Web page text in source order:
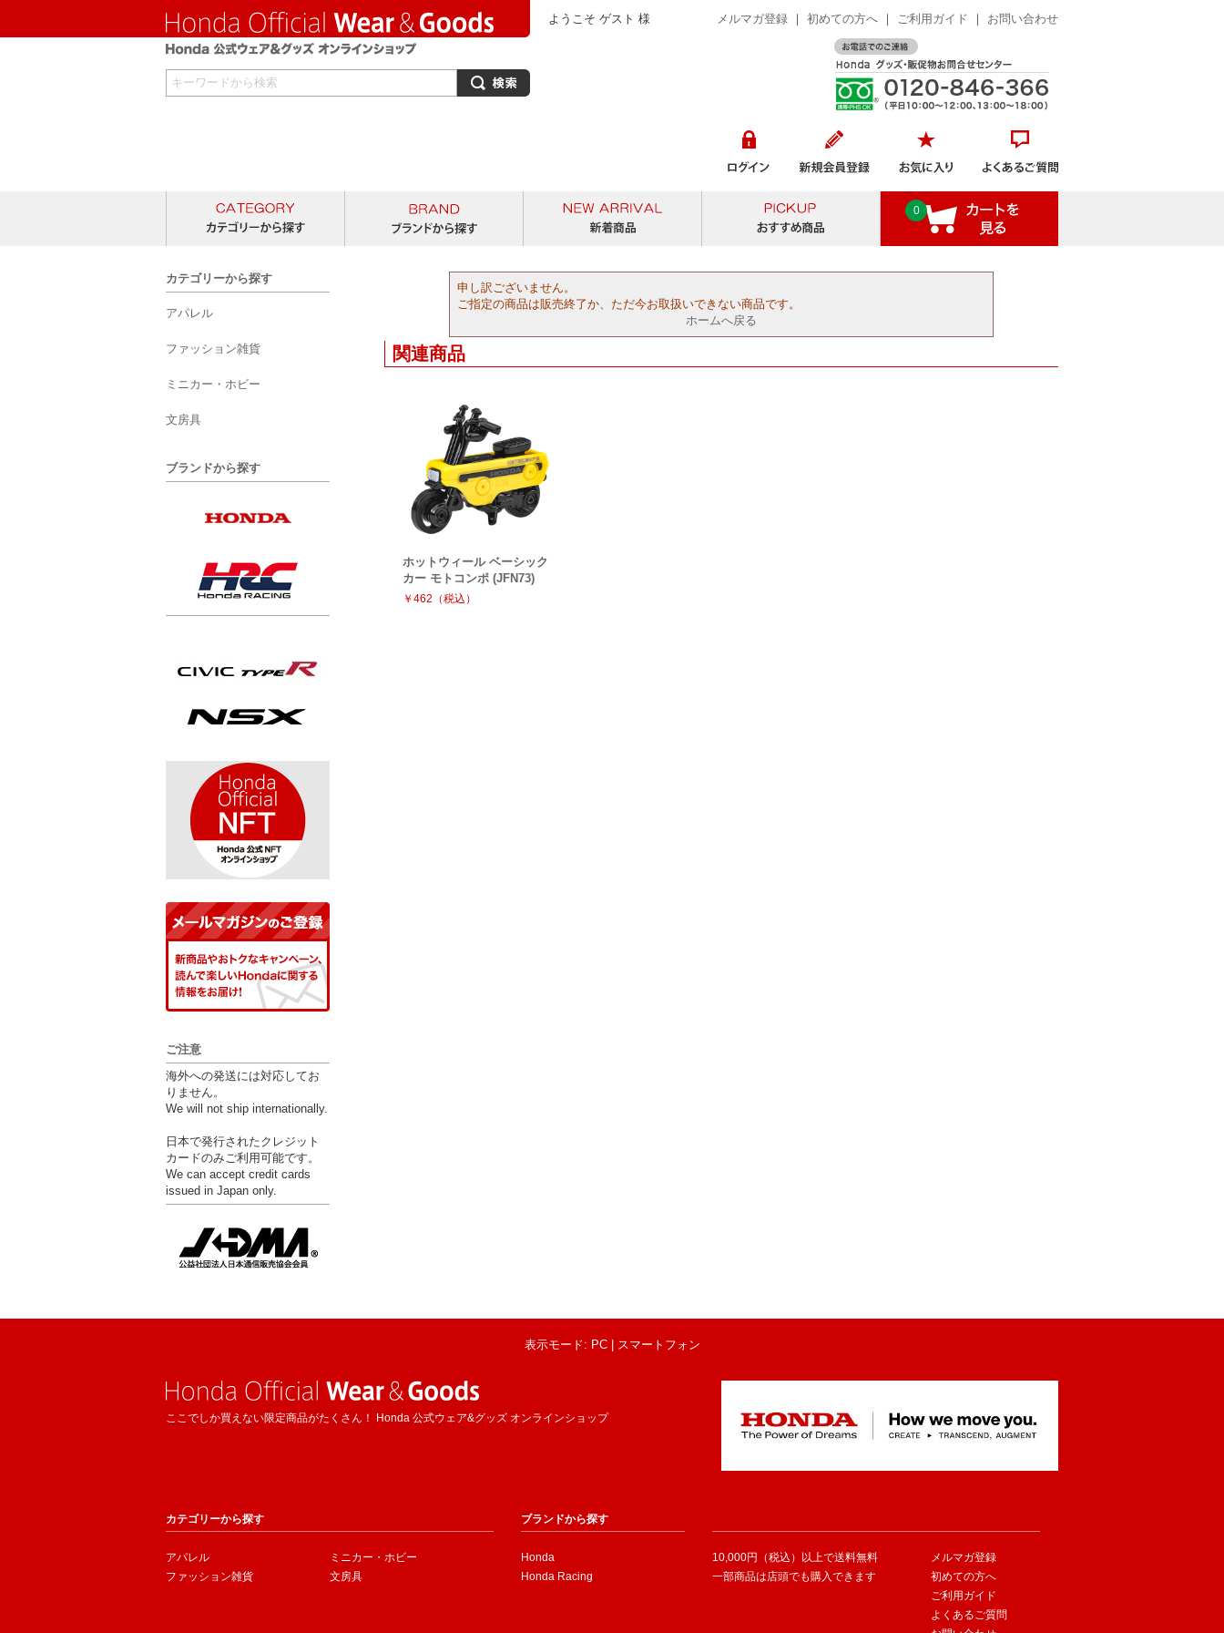
ようこそ ゲスト 様 メルマガ登録 ｜ 初めての方へ ｜ ご利用ガイド ｜ お問い合わせ
おすすめ商品
0
申し訳ございません。
ご指定の商品は販売終了か、ただ今お取扱いできない商品です。
ホームへ戻る
関連商品
ホットウィール ベーシック
カー モトコンポ (JFN73)
￥462（税込）
カテゴリーから探す
アパレル
ファッション雑貨
ミニカー・ホビー
文房具
ブランドから探す
ご注意
海外への発送には対応してお
りません。
We will not ship internationally.
日本で発行されたクレジット
カードのみご利用可能です。
We can accept credit cards
issued in Japan only.
表示モード: PC | スマートフォン
ここでしか買えない限定商品がたくさん！ Honda 公式ウェア&グッズ オンラインショップ
カテゴリーから探す
アパレル
ファッション雑貨
ミニカー・ホビー
文房具
ブランドから探す
Honda
Honda Racing
10,000円（税込）以上で送料無料
一部商品は店頭でも購入できます
メルマガ登録
初めての方へ
ご利用ガイド
よくあるご質問